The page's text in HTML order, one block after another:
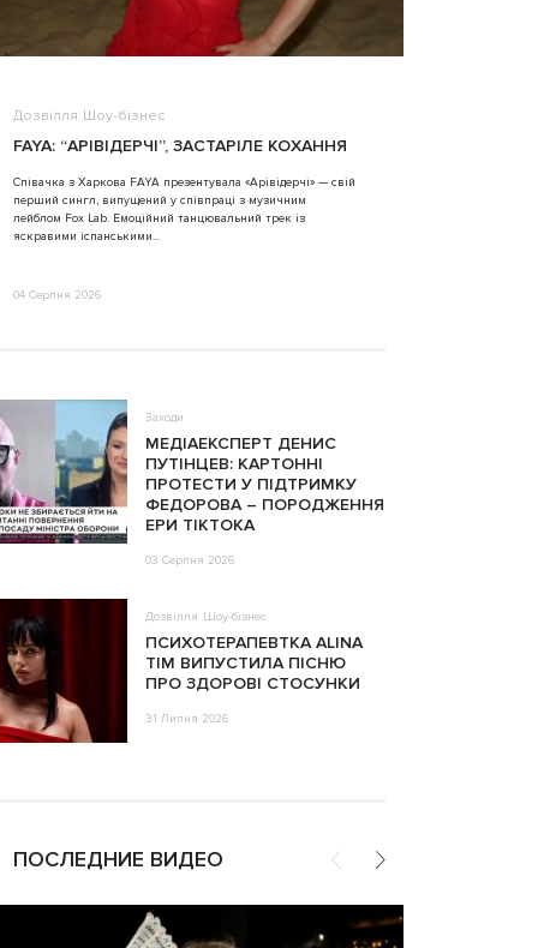
Дозвілля Шоу-бізнес
FAYA: “АРІВІДЕРЧІ”, ЗАСТАРІЛЕ КОХАННЯ
Співачка з Харкова FAYA презентувала «Арівідерчі» — свій
перший сингл, випущений у співпраці з музичним
лейблом Fox Lab. Емоційний танцювальний трек із
яскравими іспанськими...
04 Серпня 2026
Заходи
МЕДІАЕКСПЕРТ ДЕНИС
ПУТІНЦЕВ: КАРТОННІ
ПРОТЕСТИ У ПІДТРИМКУ
ФЕДОРОВА – ПОРОДЖЕННЯ
ЕРИ ТІКТОКА
03 Серпня 2026
Дозвілля Шоу-бізнес
ПСИХОТЕРАПЕВТКА ALINA
TIM ВИПУСТИЛА ПІСНЮ
ПРО ЗДОРОВІ СТОСУНКИ
31 Липня 2026
ПОСЛЕДНИЕ ВИДЕО